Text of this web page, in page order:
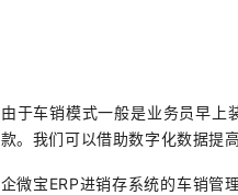
由于车销模式一般是业务员早上
款。我们可以借助数字化数据提
企微宝ERP进销存系统的车销管